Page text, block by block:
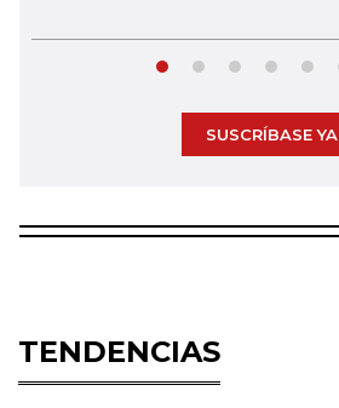
SUSCRÍBASE YA
TENDENCIAS